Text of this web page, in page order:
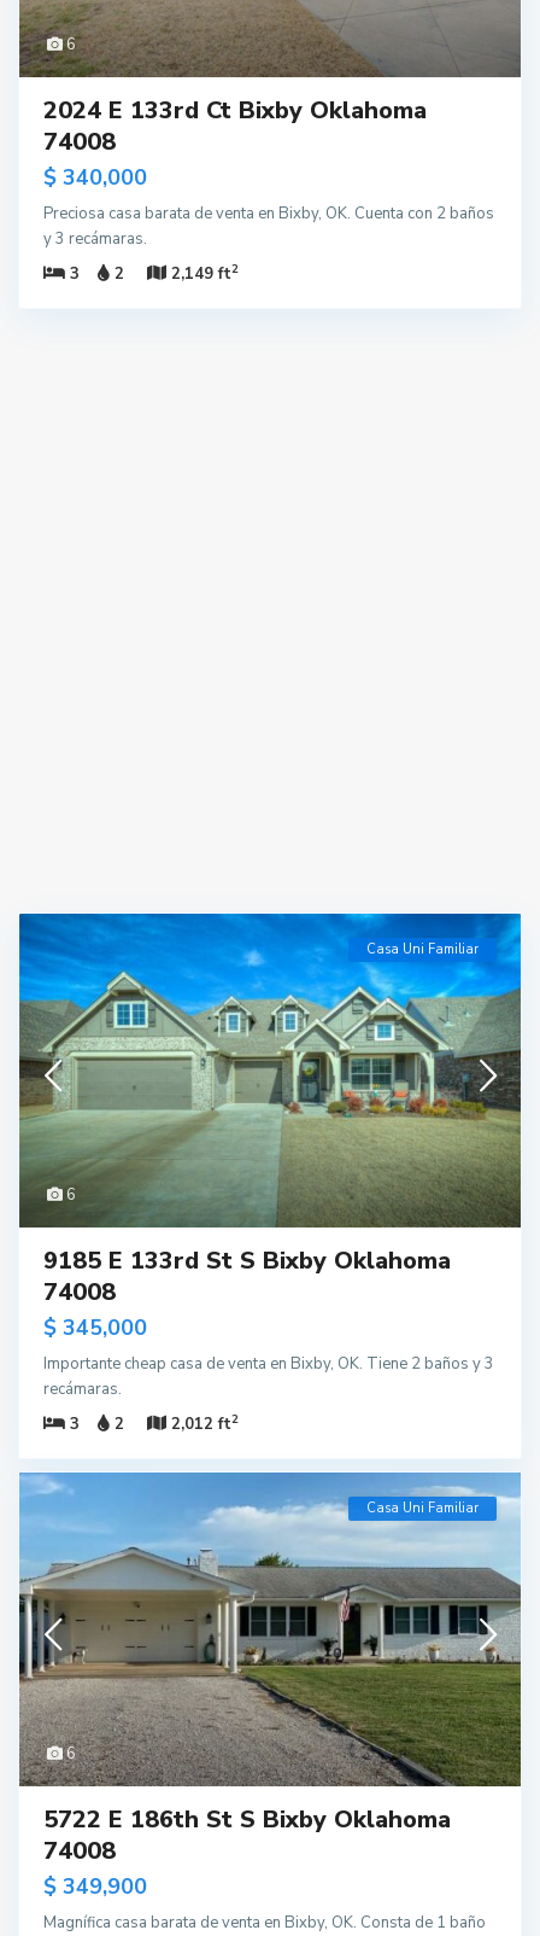
6
2024 E 133rd Ct Bixby Oklahoma
74008
$ 340,000
Preciosa casa barata de venta en Bixby, OK. Cuenta con 2 baños
y 3 recámaras.
3
2 2,149 ft2
6
Casa Uni Familiar
9185 E 133rd St S Bixby Oklahoma
74008
$ 345,000
Importante cheap casa de venta en Bixby, OK. Tiene 2 baños y 3
recámaras.
3
2 2,012 ft2
6
Casa Uni Familiar
5722 E 186th St S Bixby Oklahoma
74008
$ 349,900
Magnífica casa barata de venta en Bixby, OK. Consta de 1 baño